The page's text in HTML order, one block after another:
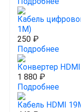
Кабель
1M)
250 ₽
Подробнее
Конвертер HDMI
1 880 ₽
Подробнее
Кабель HDMI